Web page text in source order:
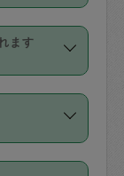
カジさ
ださ
整はで
対象外
業、屋
料理関
日本で
生とし
身の
の方が
と説明
明書の
。外国
レーニ
ングの
ます
スカジ
作業に
、洗
72時間